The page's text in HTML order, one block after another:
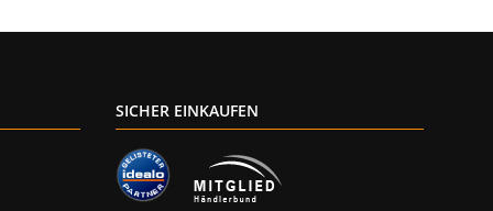
SICHER EINKAUFEN